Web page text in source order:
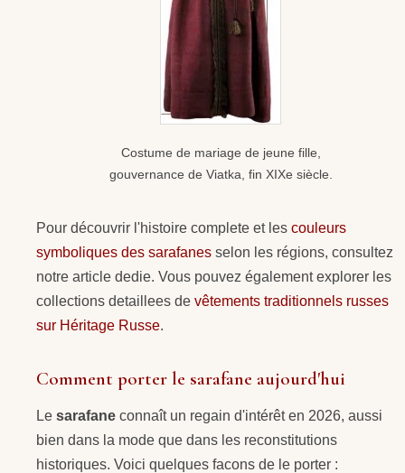
Costume de mariage de jeune fille,
gouvernance de Viatka, fin XIXe siècle.
Pour découvrir l'histoire complete et les couleurs
symboliques des sarafanes selon les régions, consultez
notre article dedie. Vous pouvez également explorer les
collections detaillees de vêtements traditionnels russes
sur Héritage Russe.
Comment porter le sarafane aujourd'hui
Le sarafane connaît un regain d'intérêt en 2026, aussi
bien dans la mode que dans les reconstitutions
historiques. Voici quelques facons de le porter :